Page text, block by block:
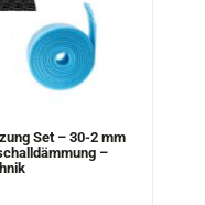
30-2 mm
–